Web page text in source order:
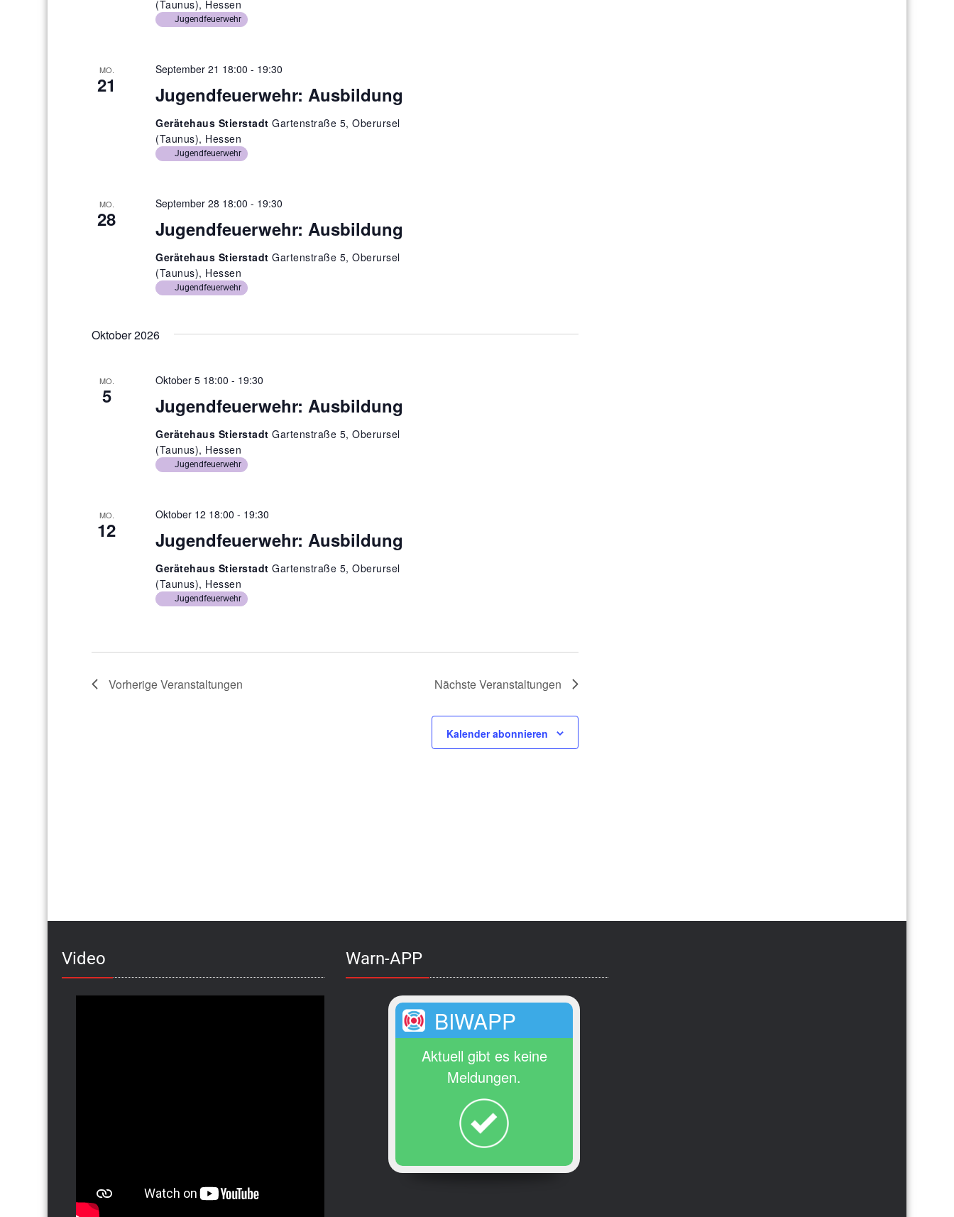
(Taunus), Hessen
Jugendfeuerwehr
MO.
21 Jugendfeuerwehr: Ausbildung
September 21 18:00 - 19:30
Gerätehaus Stierstadt Gartenstraße 5, Oberursel
(Taunus), Hessen
Jugendfeuerwehr
MO.
28 Jugendfeuerwehr: Ausbildung
September 28 18:00 - 19:30
Gerätehaus Stierstadt Gartenstraße 5, Oberursel
(Taunus), Hessen
Jugendfeuerwehr
Oktober 2026
MO.
5 Jugendfeuerwehr: Ausbildung
Oktober 5 18:00 - 19:30
Gerätehaus Stierstadt Gartenstraße 5, Oberursel
(Taunus), Hessen
Jugendfeuerwehr
MO.
12 Jugendfeuerwehr: Ausbildung
Oktober 12 18:00 - 19:30
Gerätehaus Stierstadt Gartenstraße 5, Oberursel
(Taunus), Hessen
Jugendfeuerwehr
VorherigeVeranstaltungen NächsteVeranstaltungen
Kalender abonnieren
Video Warn-APP
BIWAPP
Aktuell gibt es keine
Meldungen.